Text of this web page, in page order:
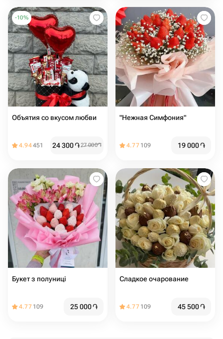
-10%
Объятия со вкусом любви
4.94451 24 300֏27 000֏
"Нежная Симфония"
4.77 109 19 000֏
Букет з полуниці
4.77 109 25 000֏
Сладкое очарование
4.77 109 45 500֏